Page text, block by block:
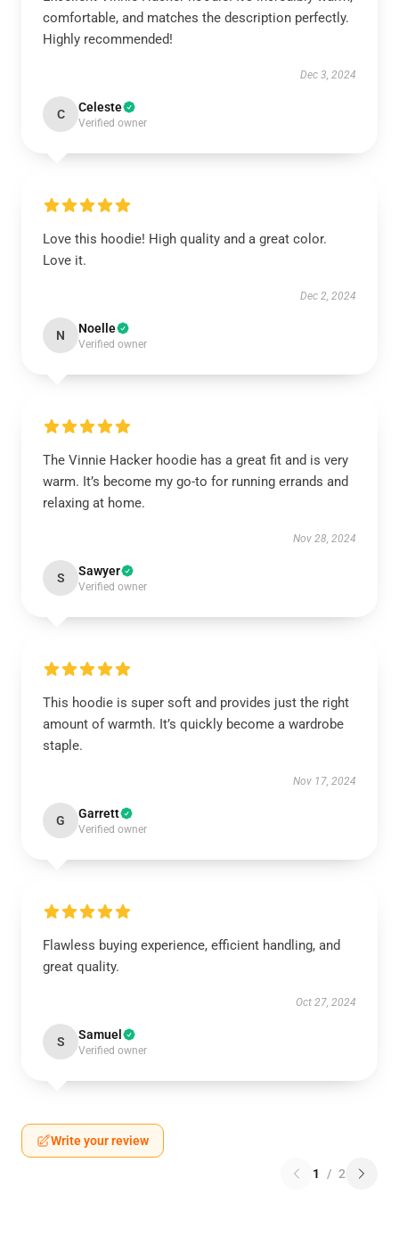
comfortable, and matches the description perfectly.
Highly recommended!
Dec 3, 2024
C Celeste
Verified owner
Love this hoodie! High quality and a great color.
Love it.
Dec 2, 2024
N Noelle
Verified owner
The Vinnie Hacker hoodie has a great fit and is very
warm. It’s become my go-to for running errands and
relaxing at home.
Nov 28, 2024
S Sawyer
Verified owner
This hoodie is super soft and provides just the right
amount of warmth. It’s quickly become a wardrobe
staple.
Nov 17, 2024
G Garrett
Verified owner
Flawless buying experience, efficient handling, and
great quality.
Oct 27, 2024
S Samuel
Verified owner
Write your review
1 / 2